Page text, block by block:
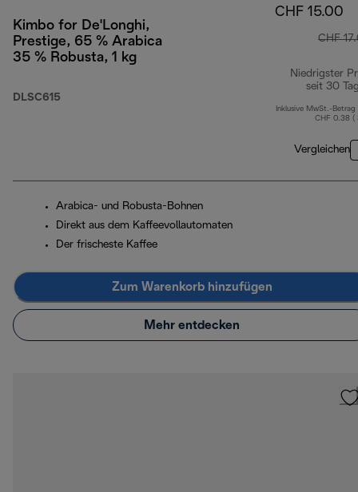
Kimbo for De'Longhi,
Prestige, 65 % Arabica
35 % Robusta, 1 kg
DLSC615
CHF 15.00
CHF
Niedrigster
seit 30
Inklusive MwSt.-Betrag
CHF 0.38 (
Vergleichen
Arabica- und Robusta-Bohnen
Direkt aus dem Kaffeevollautomaten
Der frischeste Kaffee
Zum Warenkorb hinzufügen
Mehr entdecken